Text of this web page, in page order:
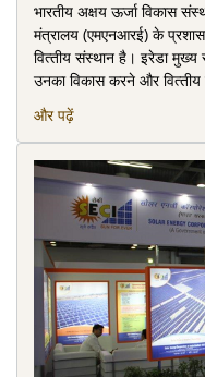
भारतीय अक्षय ऊर्जा विकास
मंत्रालय (एमएनआरई) के
वित्‍तीय संस्‍थान है। इरेडा मुख्‍य
उनका विकास करने और
और पढ़ें